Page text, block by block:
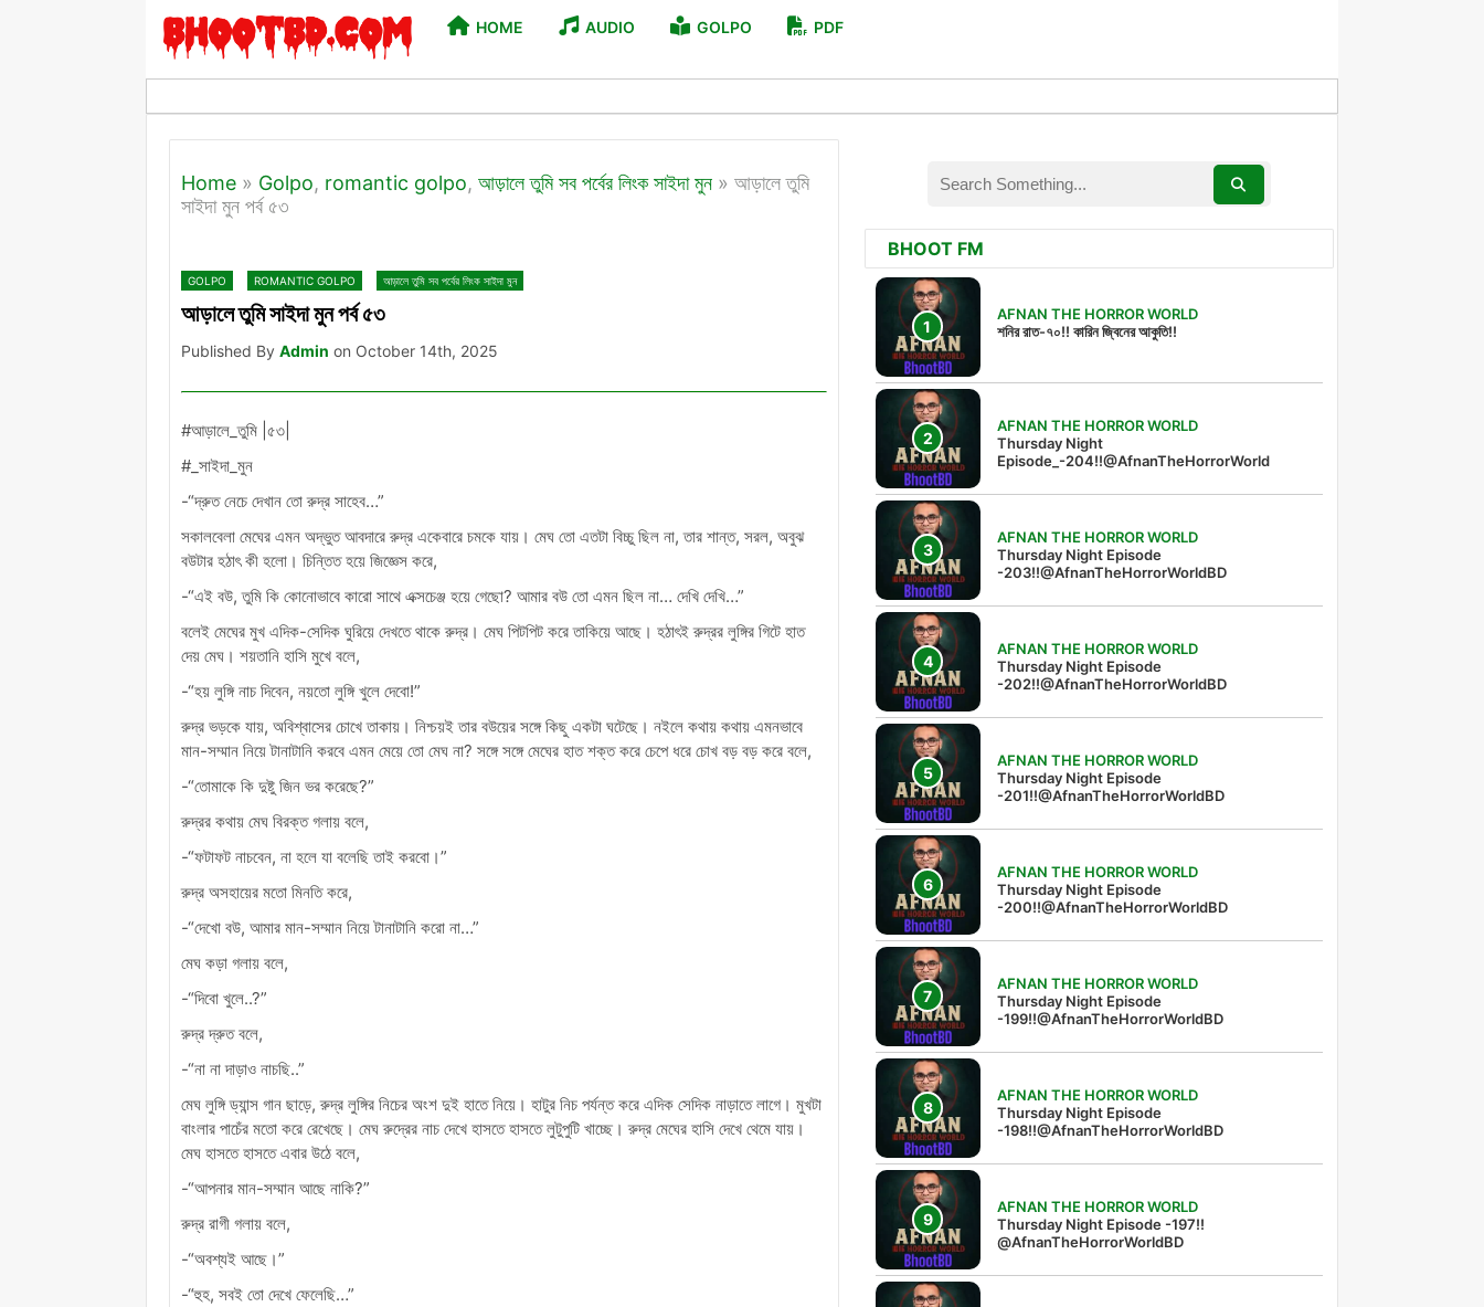
HOME AUDIO GOLPO PDF
Home » Golpo, romantic golpo, আড়ালে তুমি সব পর্বের লিংক সাইদা মুন » আড়ালে তুমি
সাইদা মুন পর্ব ৫৩
GOLPO ROMANTIC GOLPO আড়ালে তুমি সব পর্বের লিংক সাইদা মুন
আড়ালে তুমি সাইদা মুন পর্ব ৫৩
Published By Admin on October 14th, 2025
#আড়ালে_তুমি |৫৩|
#_সাইদা_মুন
-“দ্রুত নেচে দেখান তো রুদ্র সাহেব…”
সকালবেলা মেঘের এমন অদ্ভুত আবদারে রুদ্র একেবারে চমকে যায়। মেঘ তো এতটা বিচ্চু ছিল না, তার শান্ত, সরল, অবুঝ
বউটার হঠাৎ কী হলো। চিন্তিত হয়ে জিজ্ঞেস করে,
-“এই বউ, তুমি কি কোনোভাবে কারো সাথে এক্সচেঞ্জ হয়ে গেছো? আমার বউ তো এমন ছিল না… দেখি দেখি…”
বলেই মেঘের মুখ এদিক-সেদিক ঘুরিয়ে দেখতে থাকে রুদ্র। মেঘ পিটপিট করে তাকিয়ে আছে। হঠাৎই রুদ্রর লুঙ্গির গিটে হাত
দেয় মেঘ। শয়তানি হাসি মুখে বলে,
-“হয় লুঙ্গি নাচ দিবেন, নয়তো লুঙ্গি খুলে দেবো!”
রুদ্র ভড়কে যায়, অবিশ্বাসের চোখে তাকায়। নিশ্চয়ই তার বউয়ের সঙ্গে কিছু একটা ঘটেছে। নইলে কথায় কথায় এমনভাবে
মান-সম্মান নিয়ে টানাটানি করবে এমন মেয়ে তো মেঘ না? সঙ্গে সঙ্গে মেঘের হাত শক্ত করে চেপে ধরে চোখ বড় বড় করে বলে,
-“তোমাকে কি দুষ্টু জিন ভর করেছে?”
রুদ্রর কথায় মেঘ বিরক্ত গলায় বলে,
-“ফটাফট নাচবেন, না হলে যা বলেছি তাই করবো।”
রুদ্র অসহায়ের মতো মিনতি করে,
-“দেখো বউ, আমার মান-সম্মান নিয়ে টানাটানি করো না…”
মেঘ কড়া গলায় বলে,
-“দিবো খুলে..?”
রুদ্র দ্রুত বলে,
-“না না দাড়াও নাচছি..”
মেঘ লুঙ্গি ড্যান্স গান ছাড়ে, রুদ্র লুঙ্গির নিচের অংশ দুই হাতে নিয়ে। হাটুর নিচ পর্যন্ত করে এদিক সেদিক নাড়াতে লাগে। মুখটা
বাংলার পাচেঁর মতো করে রেখেছে। মেঘ রুদ্রের নাচ দেখে হাসতে হাসতে লুটুপুটি খাচ্ছে। রুদ্র মেঘের হাসি দেখে থেমে যায়।
মেঘ হাসতে হাসতে এবার উঠে বলে,
-“আপনার মান-সম্মান আছে নাকি?”
রুদ্র রাগী গলায় বলে,
-“অবশ্যই আছে।”
-“হুহ, সবই তো দেখে ফেলেছি…”
BHOOT FM
AFNAN THE HORROR WORLD
শনির রাত-৭০!! কারিন জ্বিনের আকুতি!!
AFNAN THE HORROR WORLD
Thursday Night
Episode_-204!!@AfnanTheHorrorWorld
AFNAN THE HORROR WORLD
Thursday Night Episode
-203!!@AfnanTheHorrorWorldBD
AFNAN THE HORROR WORLD
Thursday Night Episode
-202!!@AfnanTheHorrorWorldBD
AFNAN THE HORROR WORLD
Thursday Night Episode
-201!!@AfnanTheHorrorWorldBD
AFNAN THE HORROR WORLD
Thursday Night Episode
-200!!@AfnanTheHorrorWorldBD
AFNAN THE HORROR WORLD
Thursday Night Episode
-199!!@AfnanTheHorrorWorldBD
AFNAN THE HORROR WORLD
Thursday Night Episode
-198!!@AfnanTheHorrorWorldBD
AFNAN THE HORROR WORLD
Thursday Night Episode -197!!‪
@AfnanTheHorrorWorldBD‬